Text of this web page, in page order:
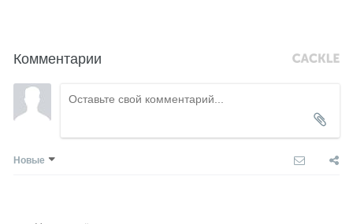
Комментарии
Новые